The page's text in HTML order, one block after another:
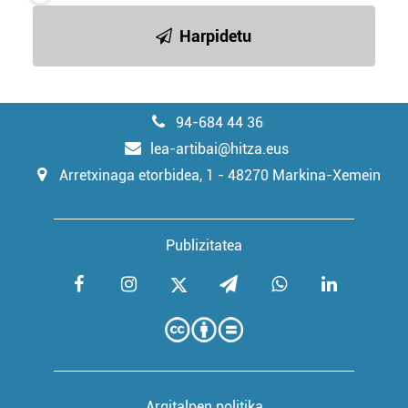
Harpidetu
94-684 44 36
lea-artibai@hitza.eus
Arretxinaga etorbidea, 1 - 48270 Markina-Xemein
Publizitatea